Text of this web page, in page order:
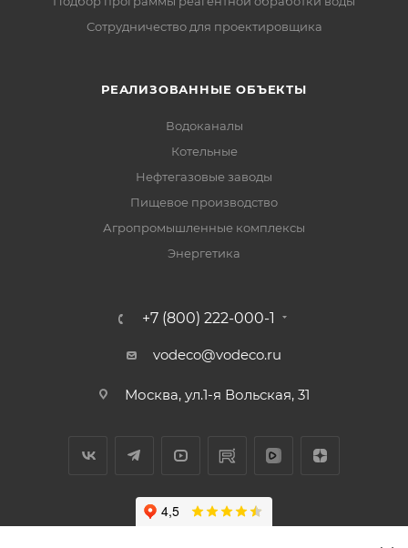
Сотрудничество для проектировщика
РЕАЛИЗОВАННЫЕ ОБЪЕКТЫ
Водоканалы
Котельные
Нефтегазовые заводы
Пищевое производство
Агропромышленные комплексы
Энергетика
+7 (800) 222-000-1
vodeco@vodeco.ru
Москва, ул.1-я Вольская, 31